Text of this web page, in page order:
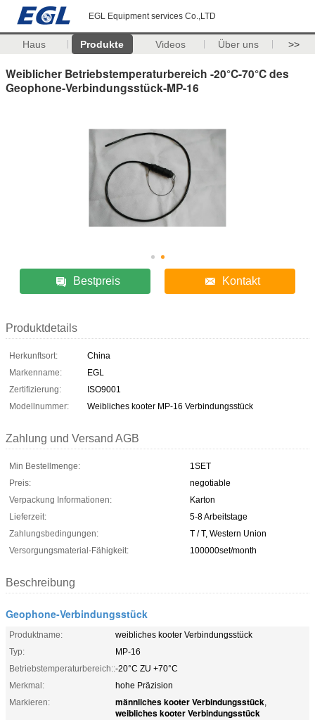
EGL Equipment services Co.,LTD
Haus Produkte Videos Über uns >>
Weiblicher Betriebstemperaturbereich -20°C-70°C des
Geophone-Verbindungsstück-MP-16
Bestpreis Kontakt
Produktdetails
Herkunftsort:
China
Markenname:
EGL
Zertifizierung:
ISO9001
Modellnummer:
Weibliches kooter MP-16 Verbindungsstück
Zahlung und Versand AGB
Min Bestellmenge:
1SET
Preis:
negotiable
Verpackung Informationen:
Karton
Lieferzeit:
5-8 Arbeitstage
Zahlungsbedingungen:
T / T, Western Union
Versorgungsmaterial-Fähigkeit:
100000set/month
Beschreibung
Geophone-Verbindungsstück
Produktname:
weibliches kooter Verbindungsstück
Typ:
MP-16
Betriebstemperaturbereich::-20°C ZU +70°C
Merkmal:
hohe Präzision
Markieren:
männliches kooter Verbindungsstück,
weibliches kooter Verbindungsstück